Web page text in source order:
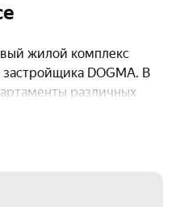
жилой комплекс
DOGMA. В
различных
вариант для каждого